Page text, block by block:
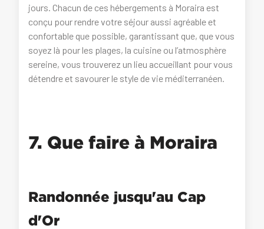
jours. Chacun de ces hébergements à Moraira est
conçu pour rendre votre séjour aussi agréable et
confortable que possible, garantissant que, que vous
soyez là pour les plages, la cuisine ou l’atmosphère
sereine, vous trouverez un lieu accueillant pour vous
détendre et savourer le style de vie méditerranéen.
7. Que faire à Moraira
Randonnée jusqu'au Cap
d'Or